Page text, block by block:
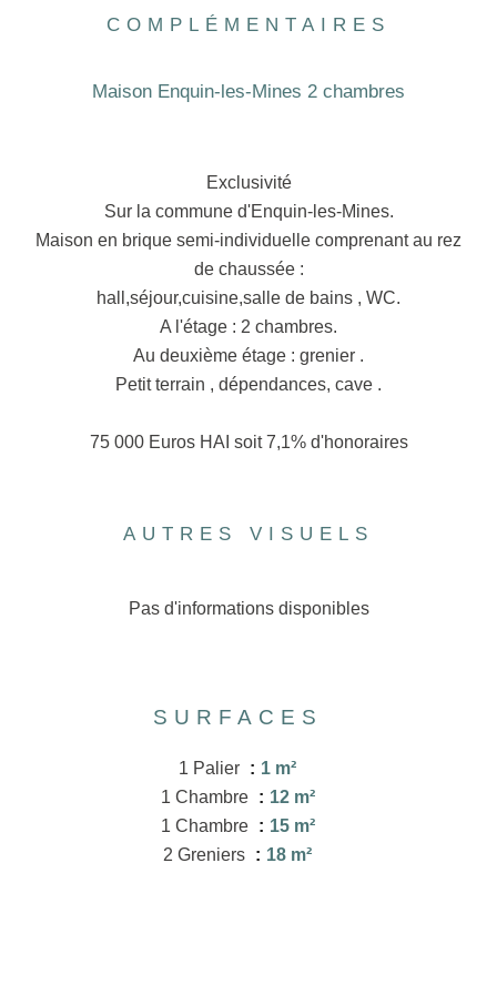
COMPLÉMENTAIRES
Maison Enquin-les-Mines 2 chambres
Exclusivité
Sur la commune d'Enquin-les-Mines.
Maison en brique semi-individuelle comprenant au rez
de chaussée :
hall,séjour,cuisine,salle de bains , WC.
A l'étage : 2 chambres.
Au deuxième étage : grenier .
Petit terrain , dépendances, cave .
75 000 Euros HAI soit 7,1% d'honoraires
AUTRES VISUELS
Pas d'informations disponibles
SURFACES
1 Palier
1 m²
1 Chambre
12 m²
1 Chambre
15 m²
2 Greniers
18 m²